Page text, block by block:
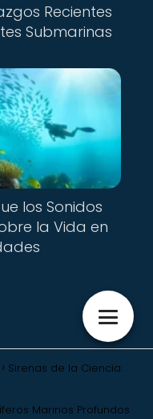
Recientes
Submarinas
los Sonidos
la Vida en
Sirenas de la Ciencia:
Marinos Profundos